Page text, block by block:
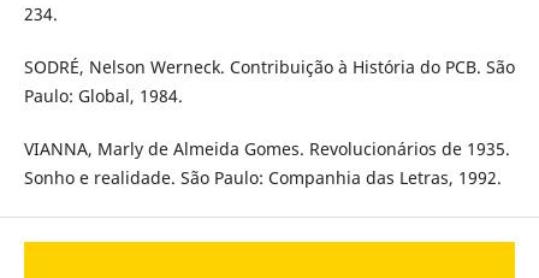
234.
SODRÉ, Nelson Werneck. Contribuição à História do PCB. São
Paulo: Global, 1984.
VIANNA, Marly de Almeida Gomes. Revolucionários de 1935.
Sonho e realidade. São Paulo: Companhia das Letras, 1992.